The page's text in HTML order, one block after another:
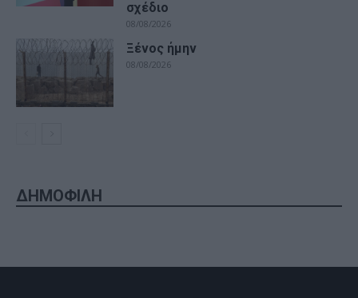
σχέδιο
08/08/2026
Ξένος ήμην
08/08/2026
ΔΗΜΟΦΙΛΗ